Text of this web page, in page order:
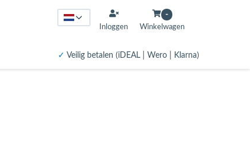
Inloggen
-
Winkelwagen
✓ Veilig betalen (iDEAL | Wero | Klarna)